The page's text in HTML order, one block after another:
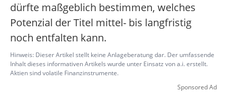
dürfte maßgeblich bestimmen, welches
Potenzial der Titel mittel- bis langfristig
noch entfalten kann.
Hinweis: Dieser Artikel stellt keine Anlageberatung dar. Der umfassende
Inhalt dieses informativen Artikels wurde unter Einsatz von a.i. erstellt.
Aktien sind volatile Finanzinstrumente.
Sponsored Ad